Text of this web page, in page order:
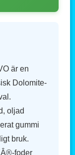
är en
Dolomite-
oljad
gummi
bruk.
foder